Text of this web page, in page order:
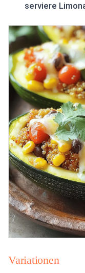
serviere
Variationen